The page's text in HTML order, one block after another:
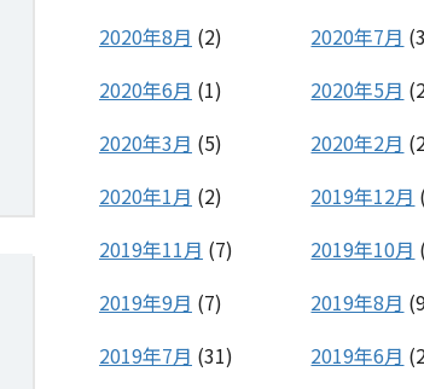
2020年8月 (2) 2020年7月
2020年6月 (1) 2020年5月
2020年3月 (5) 2020年2月
2020年1月 (2) 2019年12月
2019年11月 (7) 2019年10月
2019年9月 (7) 2019年8月
2019年7月 (31) 2019年6月